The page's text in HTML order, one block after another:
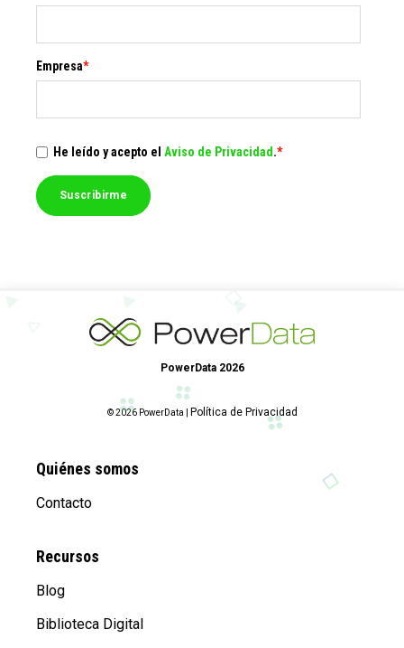
Empresa*
He leído y acepto el Aviso de Privacidad.*
PowerData 2026
© 2026 PowerData | Política de Privacidad
Quiénes somos
Contacto
Recursos
Blog
Biblioteca Digital